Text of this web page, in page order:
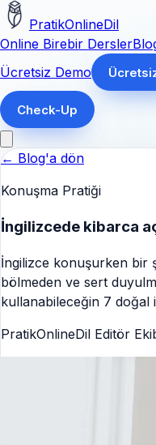
PratikOnlineDil
Online Birebir Dersler
Ücretsiz Demo
Check-Up
← Blog'a dön
Konuşma Pratiği
İngilizcede kibarca
İngilizce konuşurken bir
bölmeden ve sert
kullanabileceğin 7 doğal
PratikOnlineDil Editör